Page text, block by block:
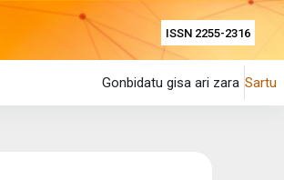
ISSN 2255-2316
Gonbidatu gisa ari zara Sartu